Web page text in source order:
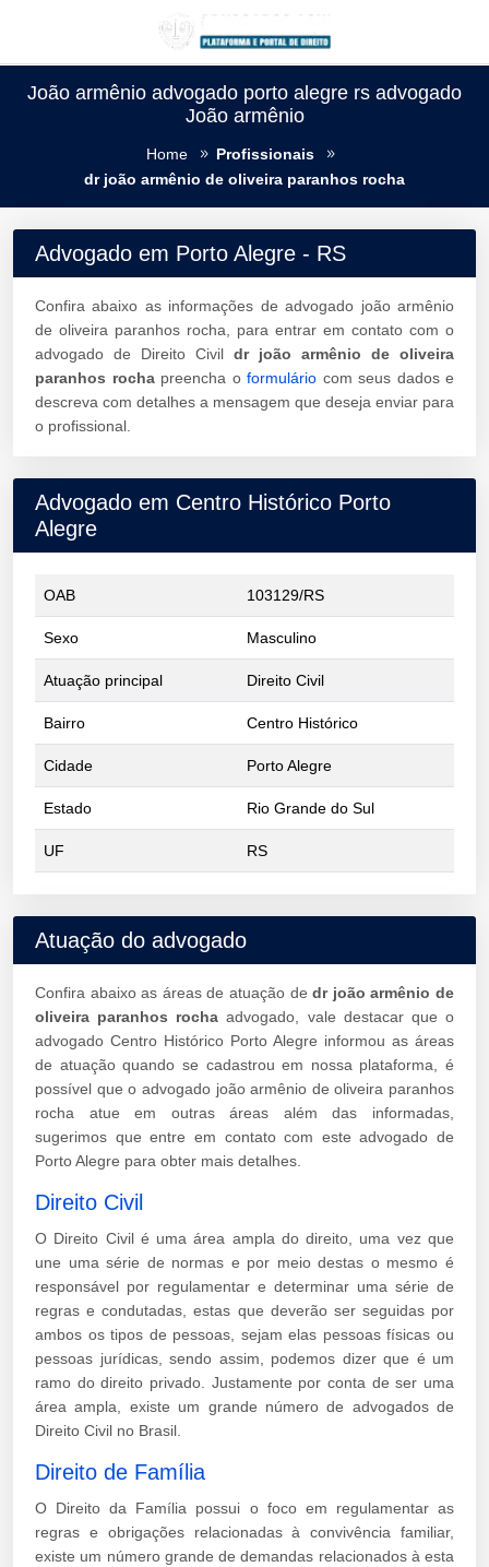
João armênio advogado porto alegre rs advogado
João armênio
Home
Profissionais
dr joão armênio de oliveira paranhos rocha
Advogado em Porto Alegre - RS
Confira abaixo as informações de advogado joão armênio
de oliveira paranhos rocha, para entrar em contato com o
advogado de Direito Civil dr joão armênio de oliveira
paranhos rochapreencha o formulário com seus dados e
descreva com detalhes a mensagem que deseja enviar para
o profissional.
Advogado em Centro Histórico Porto
Alegre
OAB 103129/RS
Sexo Masculino
Atuação principal Direito Civil
Bairro Centro Histórico
Cidade Porto Alegre
Estado Rio Grande do Sul
UF RS
Atuação do advogado
Confira abaixo as áreas de atuação dedr joão armênio de
oliveira paranhos rocha advogado, vale destacar que o
advogado Centro Histórico Porto Alegre informou as áreas
de atuação quando se cadastrou em nossa plataforma, é
possível que o advogado joão armênio de oliveira paranhos
rocha atue em outras áreas além das informadas,
sugerimos que entre em contato com este advogado de
Porto Alegre para obter mais detalhes.
Direito Civil
O Direito Civil é uma área ampla do direito, uma vez que
une uma série de normas e por meio destas o mesmo é
responsável por regulamentar e determinar uma série de
regras e condutadas, estas que deverão ser seguidas por
ambos os tipos de pessoas, sejam elas pessoas físicas ou
pessoas jurídicas, sendo assim, podemos dizer que é um
ramo do direito privado. Justamente por conta de ser uma
área ampla, existe um grande número de advogados de
Direito Civil no Brasil.
Direito de Família
O Direito da Família possui o foco em regulamentar as
regras e obrigações relacionadas à convivência familiar,
existe um número grande de demandas relacionados à esta